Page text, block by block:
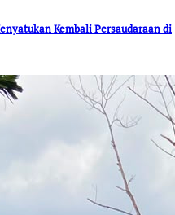
Kembali Persaudaraan di